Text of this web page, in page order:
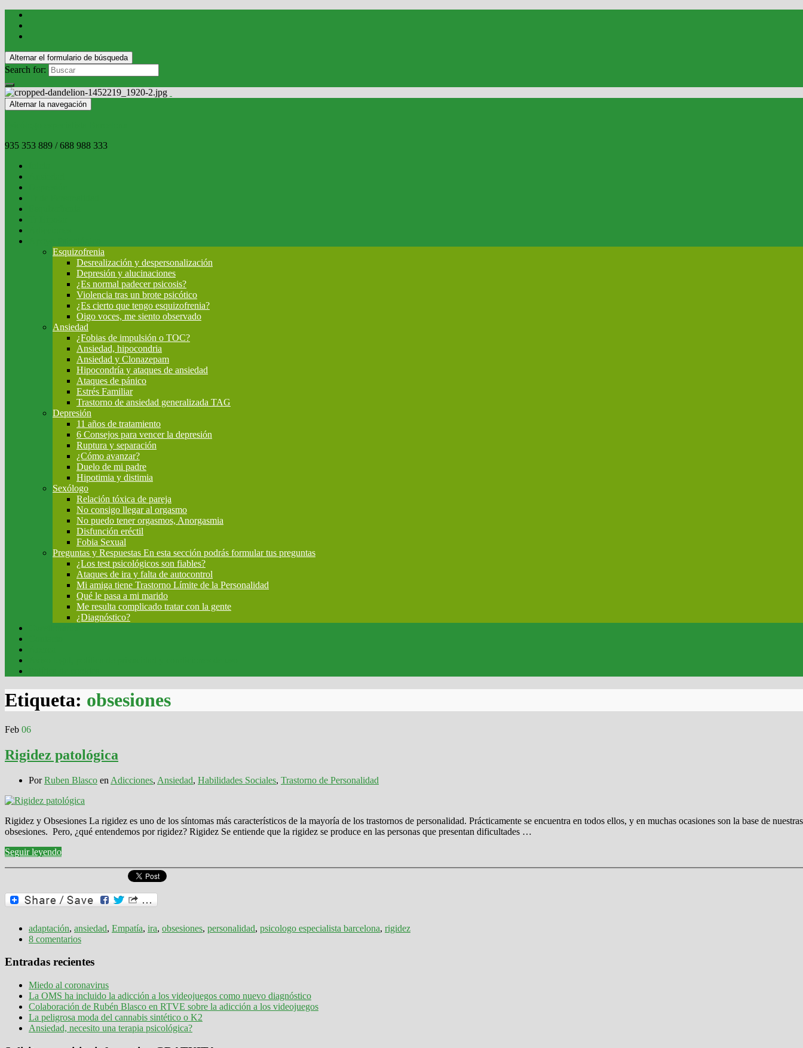
Alternar el formulario de búsqueda
Search for:
Alternar la navegación
935 353 889 / 688 988 333
Esquizofrenia
Desrealización y despersonalización
Depresión y alucinaciones
¿Es normal padecer psicosis?
Violencia tras un brote psicótico
¿Es cierto que tengo esquizofrenia?
Oigo voces, me siento observado
Ansiedad
¿Fobias de impulsión o TOC?
Ansiedad, hipocondria
Ansiedad y Clonazepam
Hipocondría y ataques de ansiedad
Ataques de pánico
Estrés Familiar
Trastorno de ansiedad generalizada TAG
Depresión
11 años de tratamiento
6 Consejos para vencer la depresión
Ruptura y separación
¿Cómo avanzar?
Duelo de mi padre
Hipotimia y distimia
Sexólogo
Relación tóxica de pareja
No consigo llegar al orgasmo
No puedo tener orgasmos, Anorgasmia
Disfunción eréctil
Fobia Sexual
Preguntas y Respuestas En esta sección podrás formular tus preguntas
¿Los test psicológicos son fiables?
Ataques de ira y falta de autocontrol
Mi amiga tiene Trastorno Límite de la Personalidad
Qué le pasa a mi marido
Me resulta complicado tratar con la gente
¿Diagnóstico?
Etiqueta: obsesiones
Feb 06
Rigidez patológica
PorRuben Blasco en Adicciones, Ansiedad, Habilidades Sociales, Trastorno de Personalidad
Rigidez y Obsesiones La rigidez es uno de los síntomas más característicos de la mayoría de los trastornos de personalidad. Prácticamente se encuentra en todos ellos, y en muchas ocasiones son la base de nuestras
obsesiones. Pero, ¿qué entendemos por rigidez? Rigidez Se entiende que la rigidez se produce en las personas que presentan dificultades …
Seguir leyendo
adaptación, ansiedad, Empatía, ira, obsesiones, personalidad, psicologo especialista barcelona, rigidez
8 comentarios
Entradas recientes
Miedo al coronavirus
La OMS ha incluido la adicción a los videojuegos como nuevo diagnóstico
Colaboración de Rubén Blasco en RTVE sobre la adicción a los videojuegos
La peligrosa moda del cannabis sintético o K2
Ansiedad, necesito una terapia psicológica?